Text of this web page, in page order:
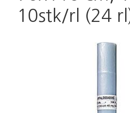
10stk/rl (24